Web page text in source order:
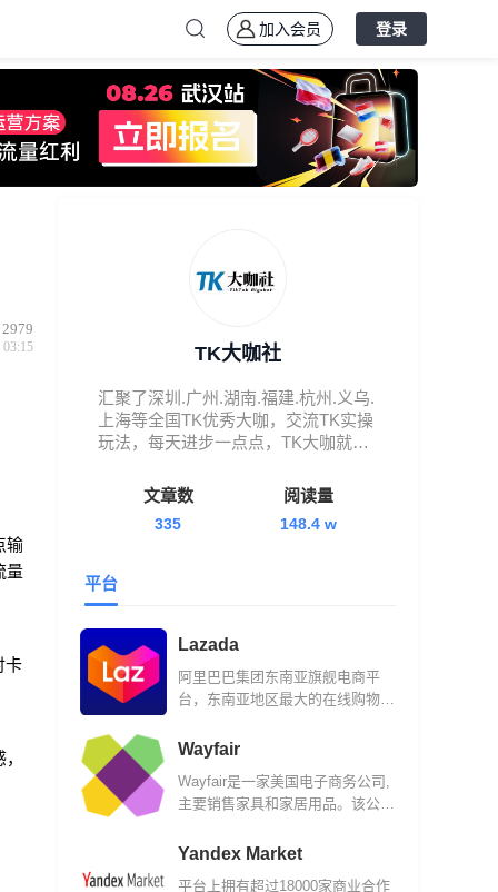
加入会员 登录
2979
03:15
输
量
卡
TK大咖社
汇聚了深圳.广州.湖南.福建.杭州.义乌.
上海等全国TK优秀大咖，交流TK实操
玩法，每天进步一点点，TK大咖就是
文章数
335
阅读量
148.4 w
平台
Lazada
阿里巴巴集团东南亚旗舰电商平
台，东南亚地区最大的在线购物网
Wayfair
Wayfair是一家美国电子商务公司,
主要销售家具和家居用品。该公司
已经汇集了来自11,000多家全球供
Yandex Market
平台上拥有超过18000家商业合作